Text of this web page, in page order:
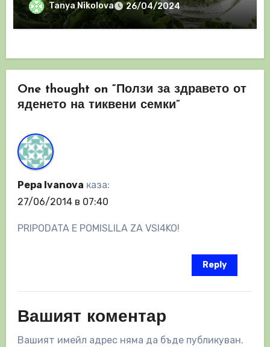
Tanya Nikolova 26/04/2024
One thought on “Ползи за здравето от
яденето на тиквени семки”
Pepa Ivanova каза:
27/06/2014 в 07:40
PRIPODATA E POMISLILA ZA VSI4KO!
Reply
Вашият коментар
Вашият имейл адрес няма да бъде публикуван.